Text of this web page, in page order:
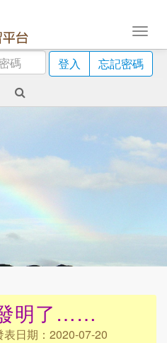
登入
忘記密碼
明了……
表日期：2020-07-20